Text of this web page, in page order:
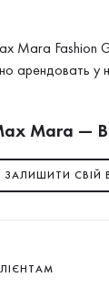
Mara
у
Mara —
ЗАЛИШИТИ СВIЙ